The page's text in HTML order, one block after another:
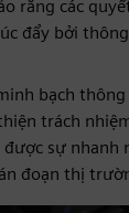
rằng các
đẩy bởi
bạch
trách
sự nhanh
đoạn thị